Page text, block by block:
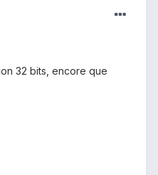
32 bits, encore que